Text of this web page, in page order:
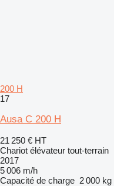
200 H
17
Ausa C 200 H
21 250 € HT
Chariot élévateur tout-terrain
2017
5 006 m/h
Capacité de charge 2 000 kg